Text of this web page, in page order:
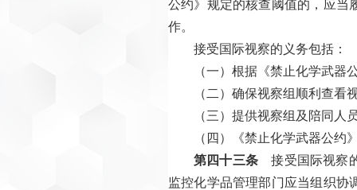
公约》规定的核查阈值的，应当
作。
接受国际视察的义务包括：
（一）根据《禁止化学武
（二）确保视察组顺利查
（三）提供视察组及陪同人
（四）《禁止化学武器公约
第四十三条 接受国际视察
监控化学品管理部门应当组织协